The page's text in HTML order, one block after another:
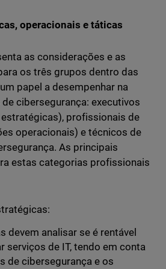
operacionais e táticas
as considerações e as
os três grupos dentro das
papel a desempenhar na
cibersegurança: executivos
profissionais de
operacionais) e técnicos de
As principais
estas categorias profissionais
devem analisar se é rentável
serviços de IT, tendo em conta
de cibersegurança e os